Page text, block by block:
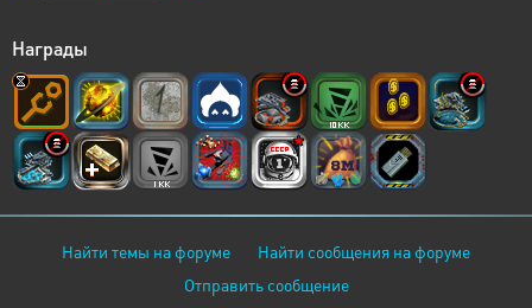
Награды
Найти темы на форуме
Найти сообщения на форуме
Отправить сообщение